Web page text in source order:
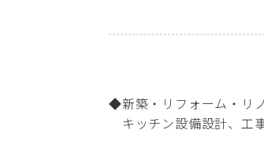
◆新築・リフォーム・
キッチン設備設計、工